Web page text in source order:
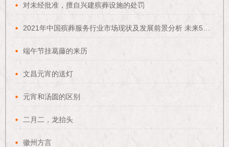
对未经批准，擅自兴建殡葬设施的处罚
端午节挂葛藤的来历
文昌元宵的送灯
元宵和汤圆的区别
二月二，龙抬头
徽州方言